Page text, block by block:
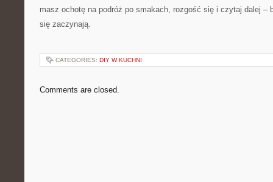
masz ochotę na podróż po smakach, rozgość się i czytaj dalej –
się zaczynają.
CATEGORIES: DIY W KUCHNI
Comments are closed.